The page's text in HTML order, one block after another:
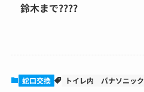
鈴木まで????
蛇口交換 トイレ内 パナソニック